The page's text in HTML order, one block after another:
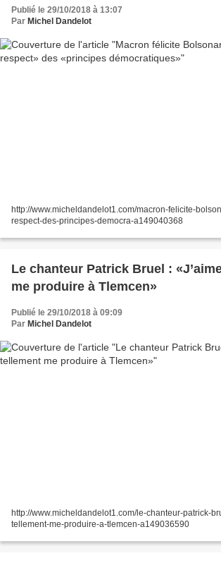
Publié le 29/10/2018 à 13:07
Par Michel Dandelot
http://www.micheldandelot1.com/macron-felicite-
respect-des-principes-democra-a149040368
Le chanteur Patrick Bruel :
me produire à Tlemcen»
Publié le 29/10/2018 à 09:09
Par Michel Dandelot
http://www.micheldandelot1.com/le-chanteur-patrick-
tellement-me-produire-a-tlemcen-a149036590